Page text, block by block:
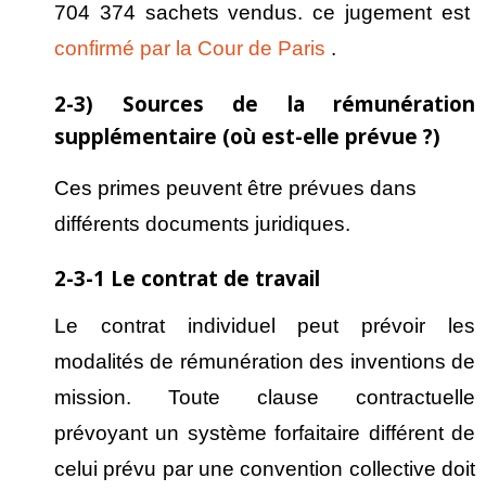
704 374 sachets vendus. ce jugement est
confirmé par la Cour de Paris .
2-3) Sources de la rémunération
supplémentaire (où est-elle prévue ?)
Ces primes peuvent être prévues dans
différents documents juridiques.
2-3-1 Le contrat de travail
Le contrat individuel peut prévoir les
modalités de rémunération des inventions de
mission. Toute clause contractuelle
prévoyant un système forfaitaire différent de
celui prévu par une convention collective doit